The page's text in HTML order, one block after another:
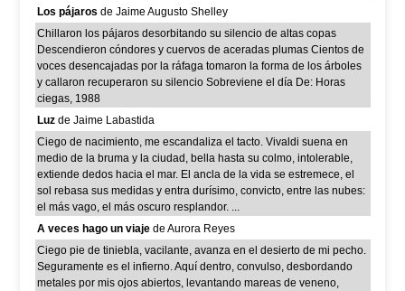
Los pájaros de Jaime Augusto Shelley
Chillaron los pájaros desorbitando su silencio de altas copas
Descendieron cóndores y cuervos de aceradas plumas Cientos de
voces desencajadas por la ráfaga tomaron la forma de los árboles
y callaron recuperaron su silencio Sobreviene el día De: Horas
ciegas, 1988
Luz de Jaime Labastida
Ciego de nacimiento, me escandaliza el tacto. Vivaldi suena en
medio de la bruma y la ciudad, bella hasta su colmo, intolerable,
extiende dedos hacia el mar. El ancla de la vida se estremece, el
sol rebasa sus medidas y entra durísimo, convicto, entre las nubes:
el más vago, el más oscuro resplandor. ...
A veces hago un viaje de Aurora Reyes
Ciego pie de tiniebla, vacilante, avanza en el desierto de mi pecho.
Seguramente es el infierno. Aquí dentro, convulso, desbordando
metales por mis ojos abiertos, levantando mareas de veneno,